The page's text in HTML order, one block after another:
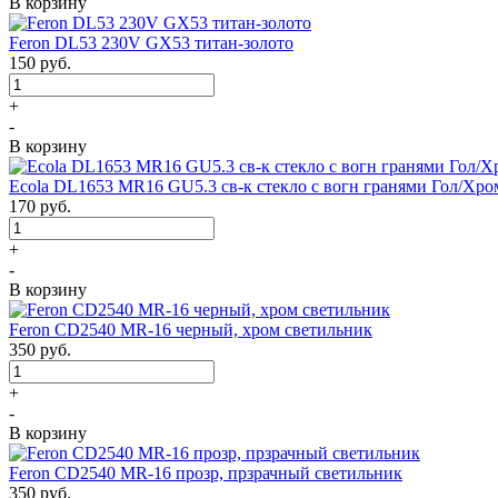
Feron DL53 230V GX53 титан-золото
150 руб.
+
-
В корзину
Ecola DL1653 MR16 GU5.3 св-к стекло с вогн гранями Гол/
170 руб.
+
-
В корзину
Feron CD2540 MR-16 черный, хром светильник
350 руб.
+
-
В корзину
Feron CD2540 MR-16 прозр, прзрачный светильник
350 руб.